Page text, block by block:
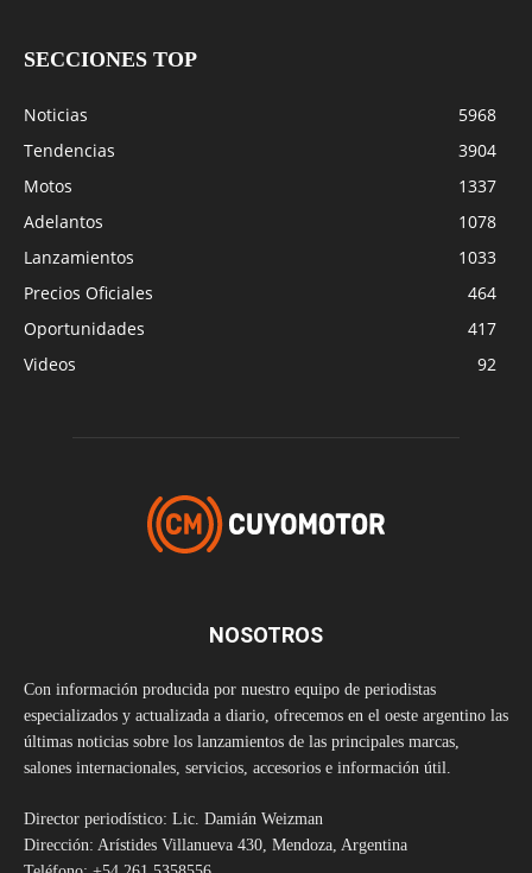
SECCIONES TOP
Noticias
5968
Tendencias
3904
Motos
1337
Adelantos
1078
Lanzamientos
1033
Precios Oficiales
464
Oportunidades
417
Videos
92
NOSOTROS
Con información producida por nuestro equipo de periodistas
especializados y actualizada a diario, ofrecemos en el oeste argentino las
últimas noticias sobre los lanzamientos de las principales marcas,
salones internacionales, servicios, accesorios e información útil.
Director periodístico: Lic. Damián Weizman
Dirección: Arístides Villanueva 430, Mendoza, Argentina